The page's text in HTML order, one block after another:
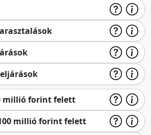
millió forint felett
millió forint felett